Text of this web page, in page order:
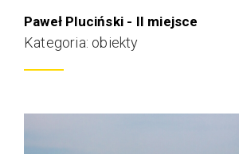
Paweł Pluciński - II miejsce
Kategoria: obiekty